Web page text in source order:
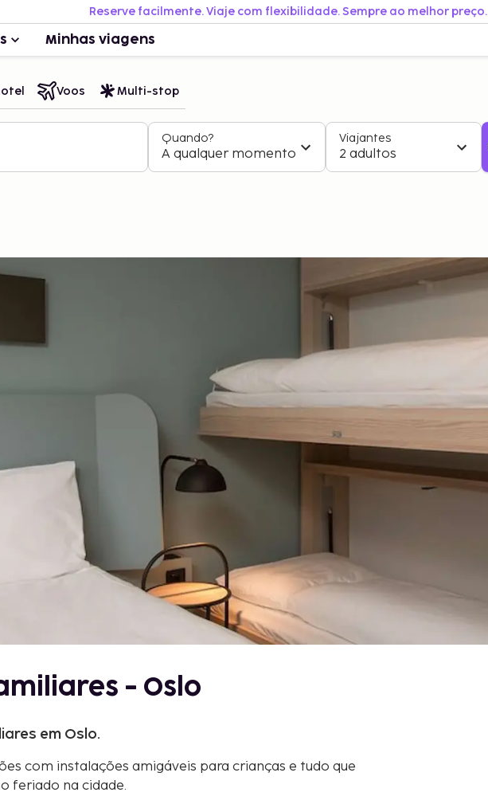
Reserve facilmente. Viaje com flexibilidade. Sempre ao melhor preço.
Minhas viagens
Voos Multi-stop
Quando?
A qualquer momento
Viajantes
2 adultos
- Oslo
em Oslo.
com instalações amigáveis para crianças e tudo que
feriado na cidade.